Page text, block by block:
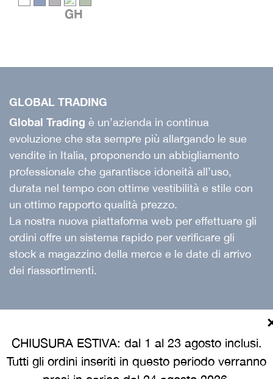
CHIUSURA ESTIVA: dal 1 al 23 agosto inclusi.
Tutti gli ordini inseriti in questo periodo verranno
GLOBAL TRADING
Global Trading è un’azienda in continua
evoluzione che sta sempre più allargando le sue
vendite in Italia, proponendo un abbigliamento
professionale che garantisce idoneità all’uso,
durata nel tempo con ottime vestibilità e stile con
un ottimo rapporto qualità prezzo.
La nostra nuova piattaforma web per effettuare gli
ordini offre un sistema rapido per verificare gli
stock a magazzino della merce e le date di arrivo
dei riassortimenti.
Catalogo
Guida alle taglie